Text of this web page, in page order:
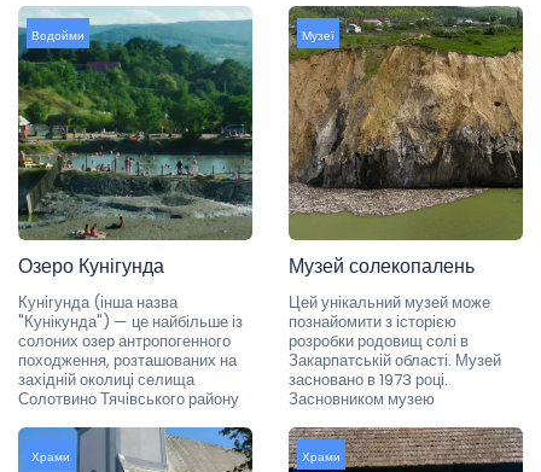
Водойми
Озеро Кунігунда
Кунігунда (інша назва
"Кунікунда") — це найбільше із
солоних озер антропогенного
походження, розташованих на
західній околиці селища
Солотвино Тячівського району
Музеї
Музей солекопалень
Цей унікальний музей може
познайомити з історією
розробки родовищ солі в
Закарпатській області. Музей
засновано в 1973 році.
Засновником музею
Храми Храми